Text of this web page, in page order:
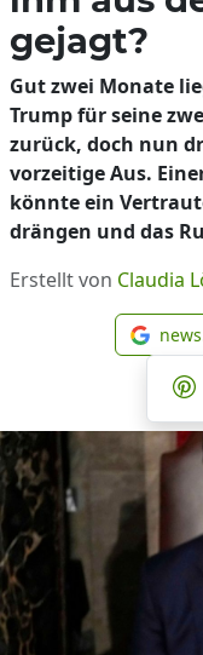
gejagt?
Gut zwei Monate
Trump für seine
zurück, doch nun
vorzeitige Aus.
könnte ein
drängen und das
Erstellt von Claudia